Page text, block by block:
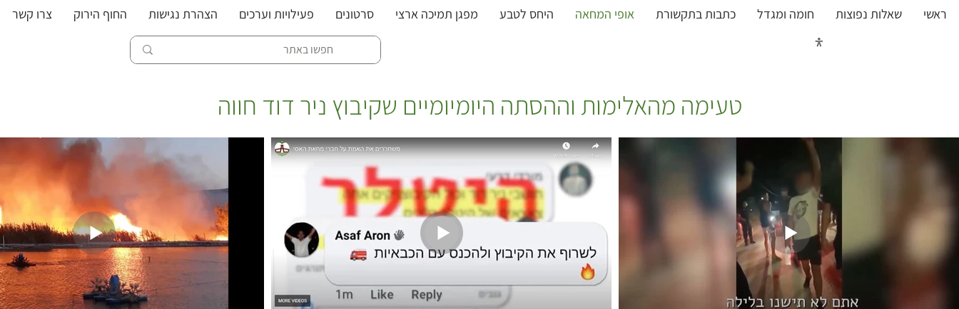
ראשי שאלות נפוצות חומה ומגדל כתבות בתקשורת אופי המחאה היחס לטבע מפגן תמיכה ארצי סרטונים פעילויות וערכים הצהרת נגישות החוף הירוק
צרו קשר
טעימה מהאלימות וההסתה היומיומיים שקיבוץ ניר דוד חווה